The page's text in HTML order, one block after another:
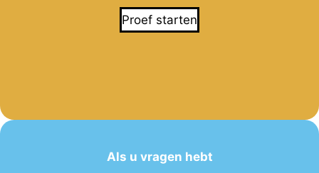
Proef starten
Als u vragen hebt